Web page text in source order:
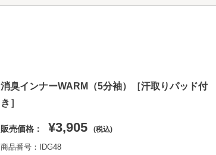
消臭インナーWARM（5分袖）［汗取りパッド付
き］
販売価格： ¥3,905 (税込)
商品番号：IDG48